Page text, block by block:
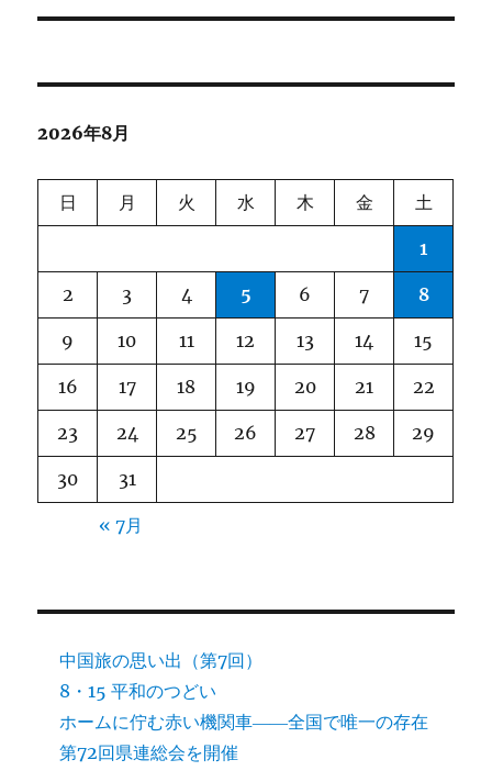
ゲ
ー
シ
ョ
ン
2026年8月
日 月 火 水 木 金 土
1
2 3 4 5 6 7 8
9 10 11 12 13 14 15
16 17 18 19 20 21 22
23 24 25 26 27 28 29
30 31
« 7月
中国旅の思い出（第7回）
8・15 平和のつどい
ホームに佇む赤い機関車――全国で唯一の存在
第72回県連総会を開催